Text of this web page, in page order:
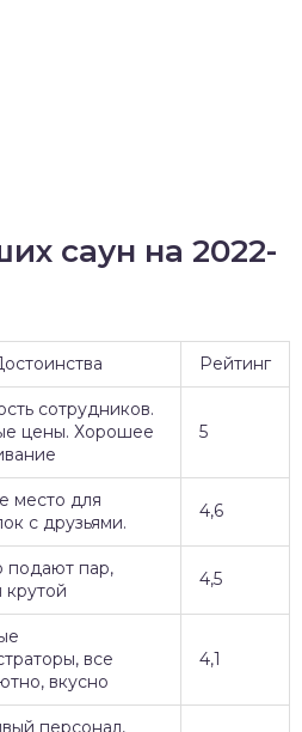
саун на 2022-
Рейтинг
сотрудников.
цены. Хорошее
5
место для
с друзьями.
4,6
подают пар,
крутой
4,5
все
вкусно
4,1
персонал,